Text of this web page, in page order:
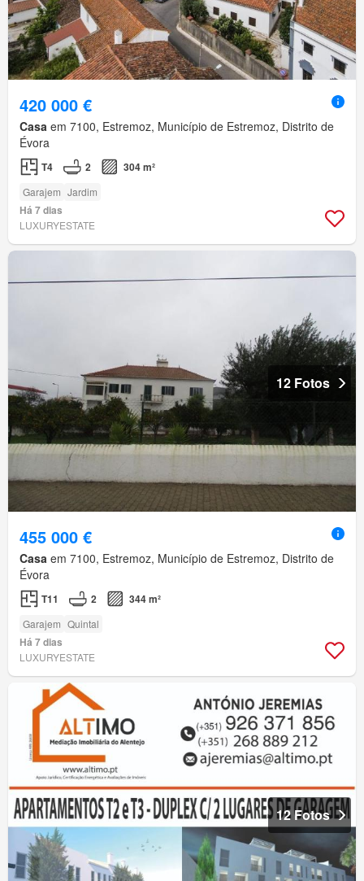
420 000 €
Casa em 7100, Estremoz, Município de Estremoz, Distrito de
Évora
T4 2 304 m²
Garajem Jardim
Há 7 dias
LUXURYESTATE
12 Fotos
455 000 €
Casa em 7100, Estremoz, Município de Estremoz, Distrito de
Évora
T11 2 344 m²
Garajem Quintal
Há 7 dias
LUXURYESTATE
12 Fotos